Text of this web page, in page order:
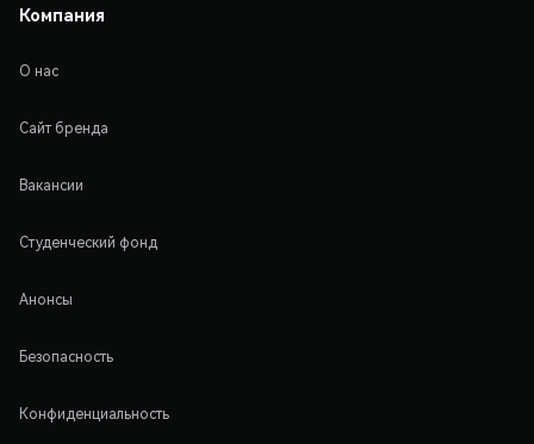
Компания
О нас
Сайт бренда
Вакансии
Студенческий фонд
Анонсы
Безопасность
Конфиденциальность